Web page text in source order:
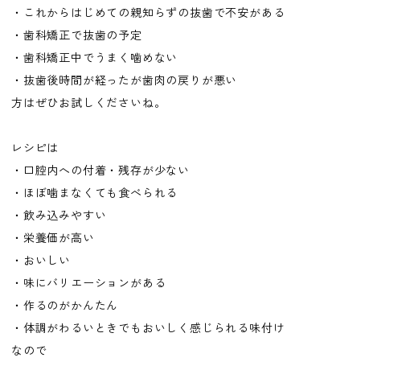
・これからはじめての親知らずの抜歯で不安がある
・歯科矯正で抜歯の予定
・歯科矯正中でうまく噛めない
・抜歯後時間が経ったが歯肉の戻りが悪い
方はぜひお試しくださいね。
レシピは
・口腔内への付着・残存が少ない
・ほぼ噛まなくても食べられる
・飲み込みやすい
・栄養価が高い
・おいしい
・味にバリエーションがある
・作るのがかんたん
・体調がわるいときでもおいしく感じられる味付け
なので